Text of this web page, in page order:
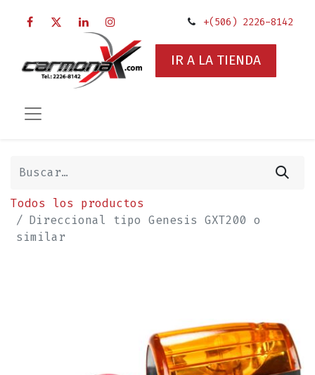
+(506) 2226-8142
IR A LA TIENDA
Todos los productos
Direccional tipo Genesis GXT200 o
similar